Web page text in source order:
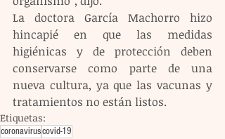
La doctora García Machorro hizo
hincapié en que las medidas
higiénicas y de protección deben
conservarse como parte de una
nueva cultura, ya que las vacunas y
tratamientos no están listos.
Etiquetas:
coronaviruscovid-19